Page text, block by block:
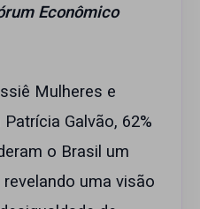
Econômico
Mulheres e
Galvão, 62%
o Brasil um
revelando uma visão